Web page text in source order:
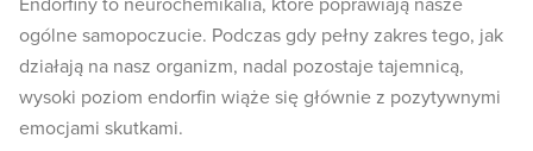
Endorfiny to neurochemikalia, które poprawiają nasze
ogólne samopoczucie. Podczas gdy pełny zakres tego, jak
działają na nasz organizm, nadal pozostaje tajemnicą,
wysoki poziom endorfin wiąże się głównie z pozytywnymi
emocjami skutkami.